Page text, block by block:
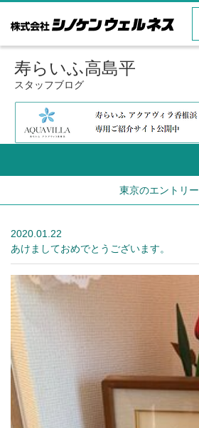
寿らいふ高島平
スタッフブログ
東京のエントリー
2020.01.22
あけましておめでとうございます。